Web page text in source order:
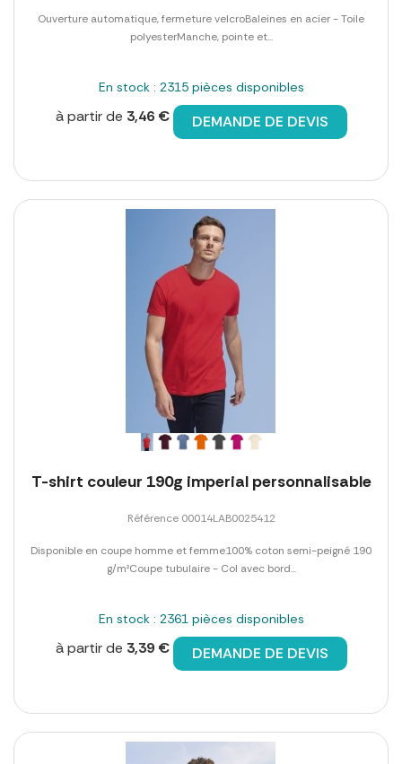
Ouverture automatique, fermeture velcroBaleines en acier - Toile
polyesterManche, pointe et...
En stock : 2315 pièces disponibles
à partir de 3,46 € DEMANDE DE DEVIS
T-shirt couleur 190g imperial personnalisable
Référence 00014LAB0025412
Disponible en coupe homme et femme100% coton semi-peigné 190
g/m²Coupe tubulaire - Col avec bord...
En stock : 2361 pièces disponibles
à partir de 3,39 € DEMANDE DE DEVIS